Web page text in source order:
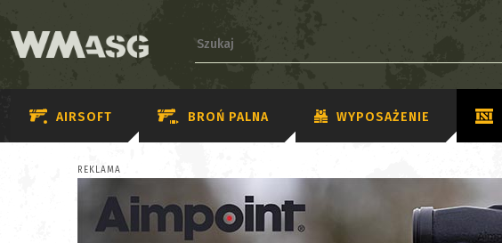
AIRSOFT BROŃ PALNA WYPOSAŻENIE
REKLAMA